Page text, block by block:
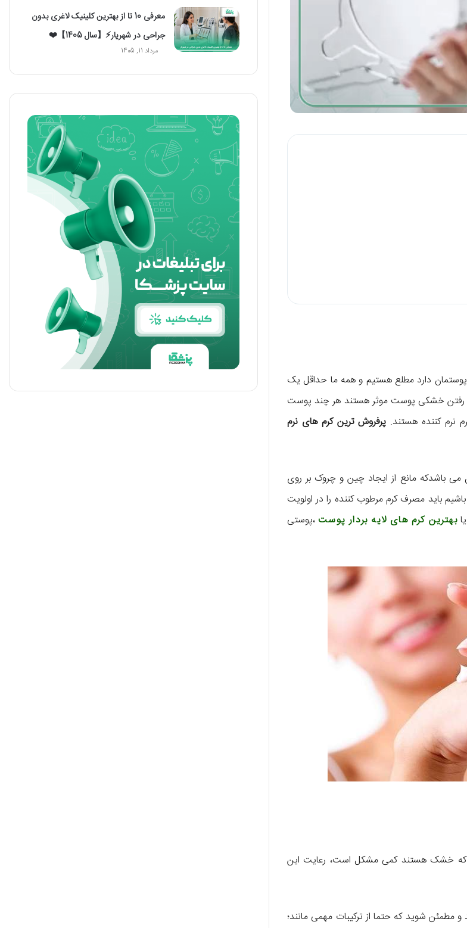
پوستمان دارد مطلع هستیم و همه ما حداقل یک
رفتن خشکی پوست موثر هستند هر چند پوست
کننده هستند. پرفروش ترین کرم های نرم
می باشدکه مانع از ایجاد چین و چروک بر روی
باید مصرف کرم مرطوب کننده را در اولویت
بهترین کرم های لایه بردار پوست ،پوستی
خشک هستند کمی مشکل است، رعایت این
مطمئن شوید که حتما از ترکیبات مهمی مانند؛
معرفی 10 تا از بهترین کلینیک لاغری بدون
جراحی در شهریار⚡【سال 1405】❤️
مرداد 11, 1405